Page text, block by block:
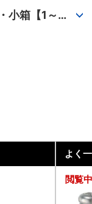
小箱【1～
よく
閲覧